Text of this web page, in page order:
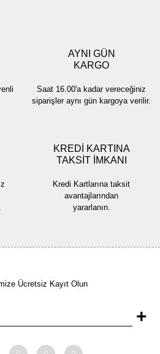
AYNI GÜN
KARGO
Saat 16.00'a kadar vereceğiniz
siparişler aynı gün kargoya verilir.
KREDİ KARTINA
TAKSİT İMKANI
Kredi Kartlarına taksit
avantajlarından
yararlanın.
Ücretsiz Kayıt Olun
+